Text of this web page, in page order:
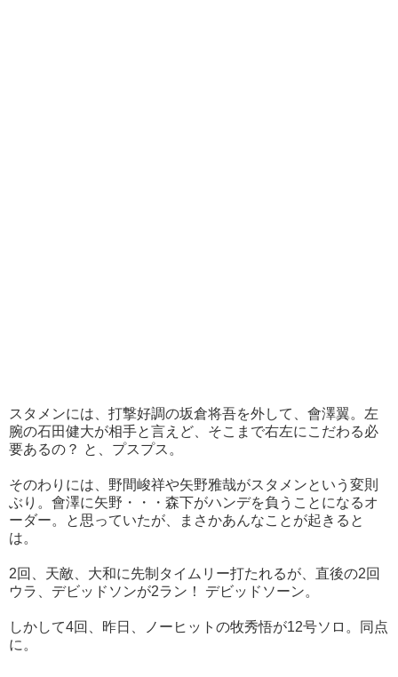
スタメンには、打撃好調の坂倉将吾を外して、會澤翼。左
腕の石田健大が相手と言えど、そこまで右左にこだわる必
要あるの？ と、プスプス。
そのわりには、野間峻祥や矢野雅哉がスタメンという変則
ぶり。會澤に矢野・・・森下がハンデを負うことになるオ
ーダー。と思っていたが、まさかあんなことが起きると
は。
2回、天敵、大和に先制タイムリー打たれるが、直後の2回
ウラ、デビッドソンが2ラン！ デビッドソーン。
しかして4回、昨日、ノーヒットの牧秀悟が12号ソロ。同点
に。